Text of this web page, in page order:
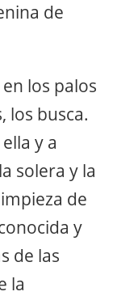
de
los palos
los busca.
y a
solera y la
de
y
de las
la